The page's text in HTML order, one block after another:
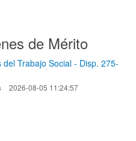
de Mérito
Trabajo Social - Disp. 275-
2026-08-05 11:24:57